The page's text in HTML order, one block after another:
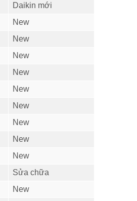
Daikin mới
New
New
New
New
New
New
New
New
New
Sửa chữa
New